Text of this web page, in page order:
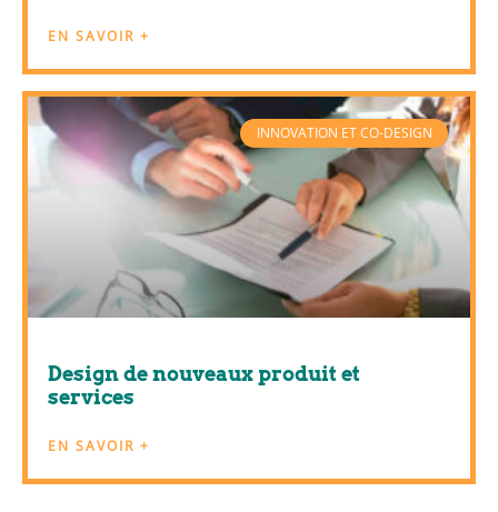
EN SAVOIR +
INNOVATION ET CO-DESIGN
Design de nouveaux produit et
services
EN SAVOIR +